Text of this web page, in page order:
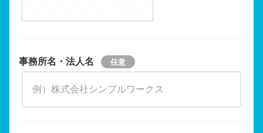
事務所名・法人名